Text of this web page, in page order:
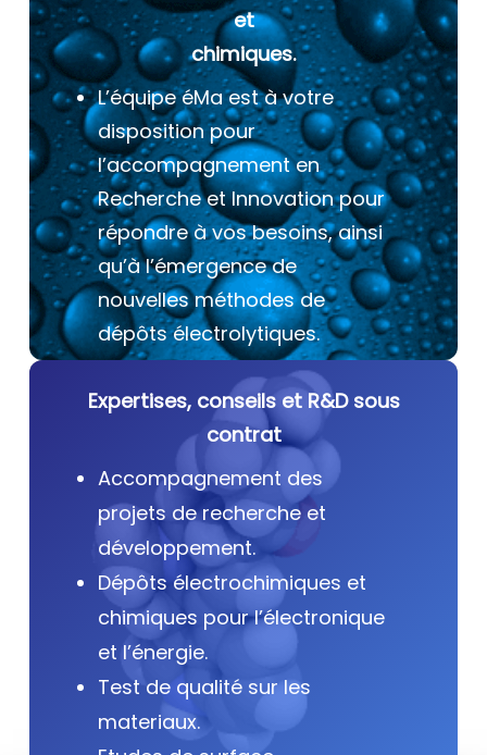
et
chimiques.
L’équipe éMa est à votre
disposition pour
l’accompagnement en
Recherche et Innovation pour
répondre à vos besoins, ainsi
qu’à l’émergence de
nouvelles méthodes de
dépôts électrolytiques.
Expertises, conseils et R&D sous
contrat
Accompagnement des
projets de recherche et
développement.
Dépôts électrochimiques et
chimiques pour l’électronique
et l’énergie.
Test de qualité sur les
materiaux.